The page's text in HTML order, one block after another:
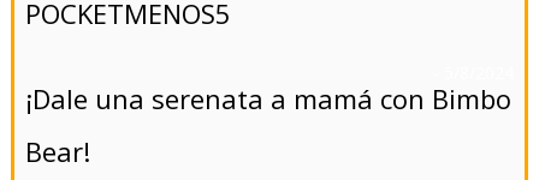
POCKETMENOS5
¡Dale una serenata a mamá con Bimbo
Bear!